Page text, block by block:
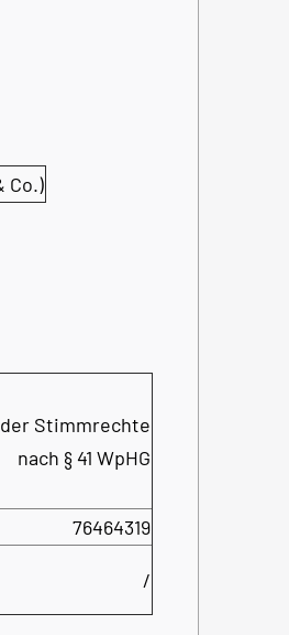
Co.)
Stimmrechte
nach § 41 WpHG
76464319
/